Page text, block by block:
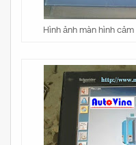
Hình ảnh màn hình